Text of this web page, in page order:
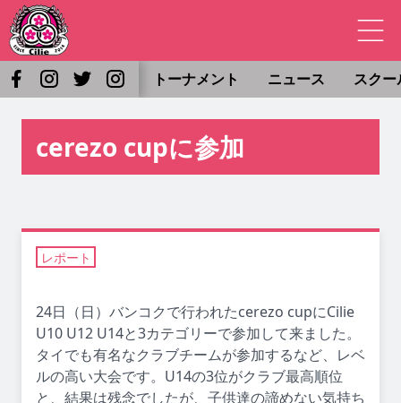
トーナメント ニュース スクー
cerezo cupに参加
レポート
24日（日）バンコクで行われたcerezo cupにCilie
U10 U12 U14と3カテゴリーで参加して来ました。
タイでも有名なクラブチームが参加するなど、レベ
ルの高い大会です。U14の3位がクラブ最高順位
と、結果は残念でしたが、子供達の諦めない気持ち